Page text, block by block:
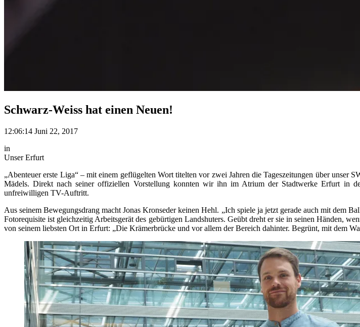
Schwarz-Weiss hat einen Neuen!
12:06:14 Juni 22, 2017
in
Unser Erfurt
„Abenteuer erste Liga“ – mit einem geflügelten Wort titelten vor zwei Jahren die Tageszeitungen über unser
Mädels. Direkt nach seiner offiziellen Vorstellung konnten wir ihn im Atrium der Stadtwerke Erfurt in
unfreiwilligen TV-Auftritt.
Aus seinem Bewegungsdrang macht Jonas Kronseder keinen Hehl. „Ich spiele ja jetzt gerade auch mit dem
Fotorequisite ist gleichzeitig Arbeitsgerät des gebürtigen Landshuters. Geübt dreht er sie in seinen Händen,
von seinem liebsten Ort in Erfurt: „Die Krämerbrücke und vor allem der Bereich dahinter. Begrünt, mit dem